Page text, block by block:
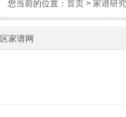
您当前的位置： 首页 > 家谱研
家谱网